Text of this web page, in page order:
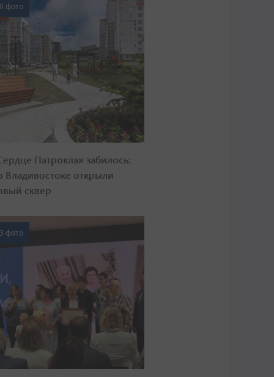
фото
Патрокла» забилось:
Владивостоке открыли
сквер
фото